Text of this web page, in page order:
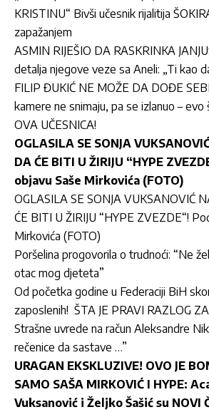
KRISTINU“ Bivši učesnik rijalitija
zapažanjem
ASMIN RIJEŠIO DA RASKRINKA
detalja njegove veze sa Aneli: „Ti kao
FILIP ĐUKIĆ NE MOŽE DA DOĐE
kamere ne snimaju, pa se izlanuo –
OVA UČESNICA!
OGLASILA SE SONJA
DA ĆE BITI U ŽIRIJU “HYPE
objavu Saše Mirkovića (FOTO)
OGLASILA SE SONJA VUKSANOVIĆ
ĆE BITI U ŽIRIJU “HYPE ZVEZDE“!
Mirkovića (FOTO)
Poršelina progovorila o trudnoći: “Ne
otac mog djeteta”
Od početka godine u Federaciji BiH
zaposlenih! ŠTA JE PRAVI RAZLOG
Strašne uvrede na račun Aleksandre
rečenice da sastave …”
URAGAN EKSKLUZIVE! OVO JE
SAMO SAŠA MIRKOVIĆ I HYPE:
Vuksanović i Željko Šašić su NOVI